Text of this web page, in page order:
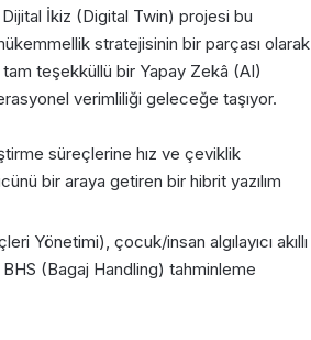
Dijital İkiz (Digital Twin) projesi bu
stratejisinin bir parçası olarak
teşekküllü bir Yapay Zekâ (AI)
verimliliği geleceğe taşıyor.
süreçlerine hız ve çeviklik
bir araya getiren bir hibrit yazılım
Yönetimi), çocuk/insan algılayıcı akıllı
(Bagaj Handling) tahminleme